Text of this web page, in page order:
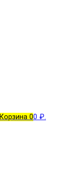
Корзина 00 ₽.